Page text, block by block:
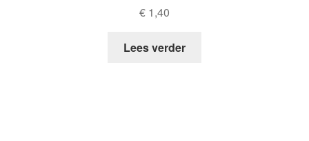
€ 1,40
Lees verder